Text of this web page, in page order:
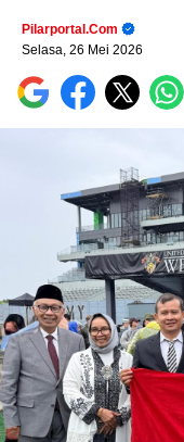
Pilarportal.com
Selasa, 26 Mei 2026